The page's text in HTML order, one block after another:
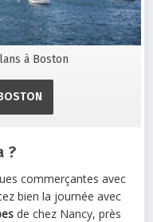
à Boston
?
commerçantes avec
bien la journée avec
de chez Nancy, près